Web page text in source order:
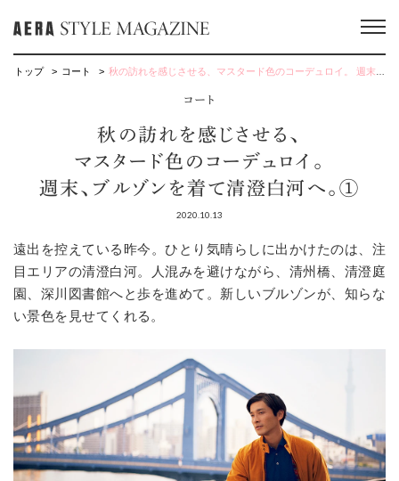
トップ コート 秋の訪れを感じさせる、マスタード色のコーデュロイ。 週末、ブルゾンを着て清澄白河へ。①
コート
秋の訪れを感じさせる、
マスタード色のコーデュロイ。
週末、ブルゾンを着て清澄白河へ。①
2020.10.13
遠出を控えている昨今。ひとり気晴らしに出かけたのは、注
目エリアの清澄白河。人混みを避けながら、清州橋、清澄庭
園、深川図書館へと歩を進めて。新しいブルゾンが、知らな
い景色を見せてくれる。